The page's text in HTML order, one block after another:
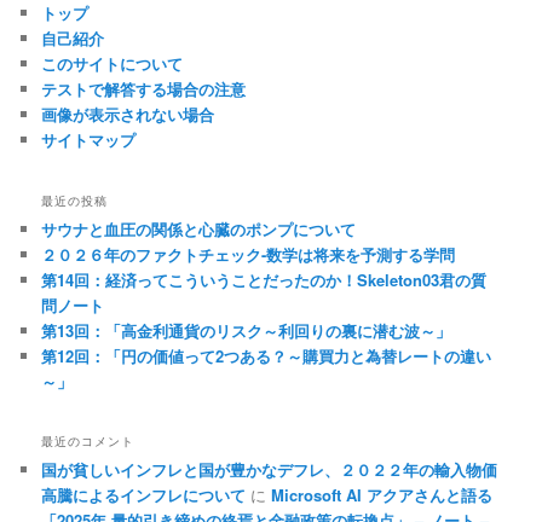
トップ
自己紹介
このサイトについて
テストで解答する場合の注意
画像が表示されない場合
サイトマップ
最近の投稿
サウナと血圧の関係と心臓のポンプについて
２０２６年のファクトチェック-数学は将来を予測する学問
第14回：経済ってこういうことだったのか！Skeleton03君の質
問ノート
第13回：「高金利通貨のリスク～利回りの裏に潜む波～」
第12回：「円の価値って2つある？～購買力と為替レートの違い
～」
最近のコメント
国が貧しいインフレと国が豊かなデフレ、２０２２年の輸入物価
高騰によるインフレについて にMicrosoft AI アクアさんと語る